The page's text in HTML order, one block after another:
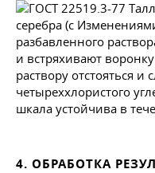
разбавленного
и встряхивают
раствору отстояться и
четыреххлористого
шкала устойчива в
4. ОБРАБОТКА